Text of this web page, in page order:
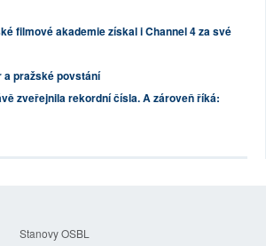
filmové akademie získal i Channel 4 za své
a pražské povstání
zveřejnila rekordní čísla. A zároveň říká:
Stanovy OSBL